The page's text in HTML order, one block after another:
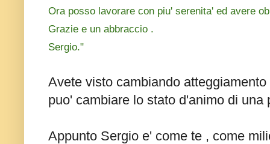
Ora posso lavorare con piu' serenita' ed avere
Grazie e un abbraccio .
Sergio."
Avete visto cambiando
puo' cambiare lo stato d'animo di una
Appunto Sergio e' come te , come